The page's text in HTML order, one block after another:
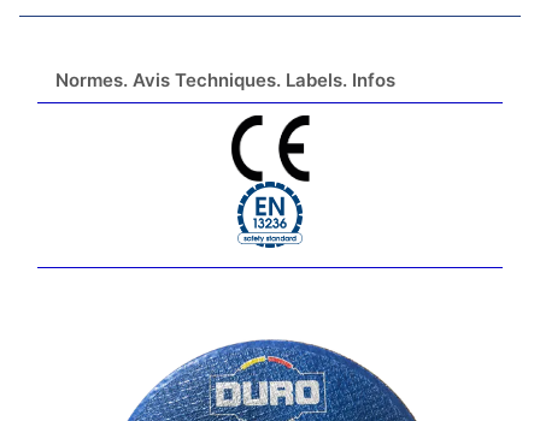
Normes. Avis Techniques. Labels. Infos